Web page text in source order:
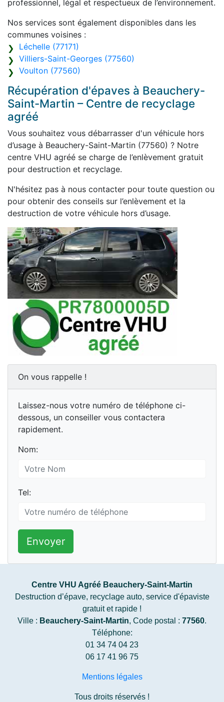
professionnel, légal et respectueux de l’environnement.
Nos services sont également disponibles dans les
communes voisines :
Léchelle (77171)
Villiers-Saint-Georges (77560)
Voulton (77560)
Récupération d'épaves à Beauchery-
Saint-Martin – Centre de recyclage
agréé
Vous souhaitez vous débarrasser d'un véhicule hors
d’usage à Beauchery-Saint-Martin (77560) ? Notre
centre VHU agréé se charge de l’enlèvement gratuit
pour destruction et recyclage.
N'hésitez pas à nous contacter pour toute question ou
pour obtenir des conseils sur l’enlèvement et la
destruction de votre véhicule hors d’usage.
On vous rappelle !
Laissez-nous votre numéro de téléphone ci-
dessous, un conseiller vous contactera
rapidement.
Nom:
Tel:
Envoyer
Centre VHU Agréé Beauchery-Saint-Martin
Destruction d’épave, recyclage auto, service d'épaviste
gratuit et rapide !
Ville : Beauchery-Saint-Martin, Code postal : 77560.
Téléphone:
01 34 74 04 23
06 17 41 96 75
Mentions légales
Tous droits réservés !